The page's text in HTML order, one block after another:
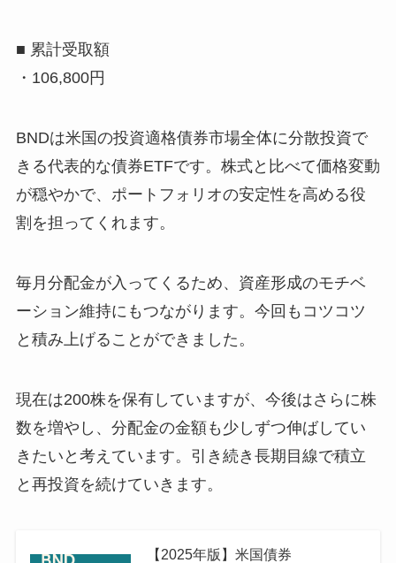
■ 累計受取額
・106,800円
BNDは米国の投資適格債券市場全体に分散投資で
きる代表的な債券ETFです。株式と比べて価格変動
が穏やかで、ポートフォリオの安定性を高める役
割を担ってくれます。
毎月分配金が入ってくるため、資産形成のモチベ
ーション維持にもつながります。今回もコツコツ
と積み上げることができました。
現在は200株を保有していますが、今後はさらに株
数を増やし、分配金の金額も少しずつ伸ばしてい
きたいと考えています。引き続き長期目線で積立
と再投資を続けていきます。
【2025年版】米国債券